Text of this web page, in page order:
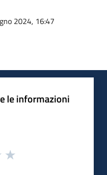
2024, 16:47
le informazioni